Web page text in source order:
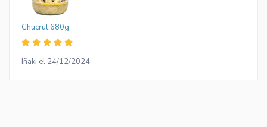
Chucrut 680g
Iñaki el 24/12/2024